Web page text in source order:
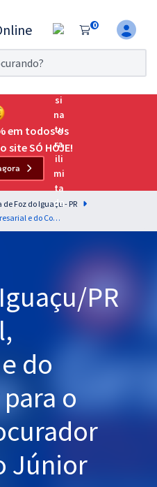
0
7 dias!
o Exame da
principais
em todos os
site SÓ HOJE!
de Foz do Iguaçu - PR
PGM Foz do Iguaçu/PR - Direito Civil, Empresarial e do Consumidor para o Cargo de Procurador do Município Júnior
PR
do
o
Júnior